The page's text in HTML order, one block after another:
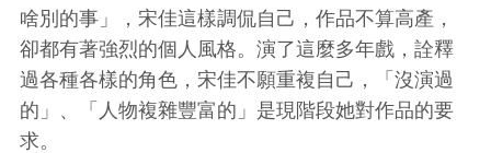
啥別的事」，宋佳這樣調侃自己，作品不算高產，
卻都有著強烈的個人風格。演了這麼多年戲，詮釋
過各種各樣的角色，宋佳不願重複自己，「沒演過
的」、「人物複雜豐富的」是現階段她對作品的要
求。